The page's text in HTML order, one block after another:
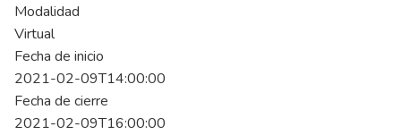
Modalidad
Virtual
Fecha de inicio
2021-02-09T14:00:00
Fecha de cierre
2021-02-09T16:00:00